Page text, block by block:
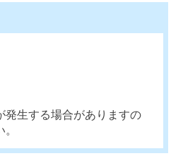
生する場合がありますの